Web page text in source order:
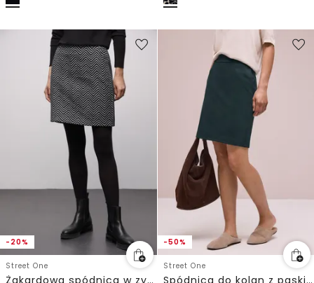
-20%
Street One
Żakardowa spódnica w zygzak
-50%
Street One
Spódnica do kolan z paskiem paperbag